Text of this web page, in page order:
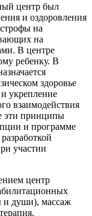
центр был
и оздоровления
на
на
В центре
ребенку. В
здоровье
и укрепление
взаимодействия
эти принципы
и программе
участии
центр
и души), массаж